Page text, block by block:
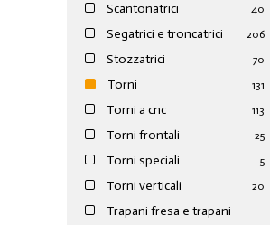
Scantonatrici 40
Segatrici e troncatrici 206
Stozzatrici 70
Torni 131
Torni a cnc 113
Torni frontali 25
Torni speciali 5
Torni verticali 20
Trapani fresa e trapani